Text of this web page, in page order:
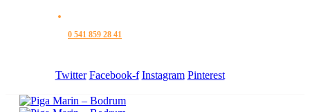
0 541 859 28 41
Twitter Facebook-f Instagram Pinterest